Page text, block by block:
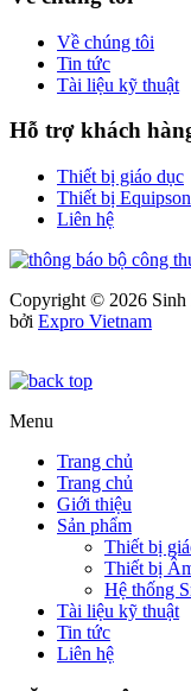
Về chúng tôi
Tin tức
Tài liệu kỹ thuật
Hỗ trợ khách
Thiết bị giáo dục
Thiết bị Equipson
Liên hệ
Copyright © 2026 Sinh
bởi Expro Vietnam
Menu
Trang chủ
Trang chủ
Giới thiệu
Sản phẩm
Thiết bị
Thiết bị
Hệ thống
Tài liệu kỹ thuật
Tin tức
Liên hệ